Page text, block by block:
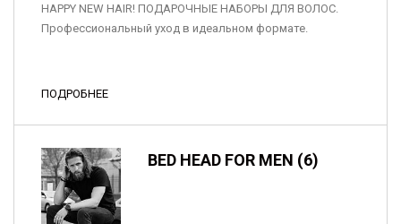
HAPPY NEW HAIR! ПОДАРОЧНЫЕ НАБОРЫ ДЛЯ ВОЛОС.
Профессиональный уход в идеальном формате.
ПОДРОБНЕЕ
BED HEAD FOR MEN (6)